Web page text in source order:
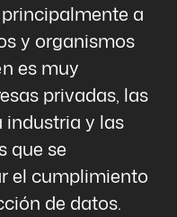
a
y organismos
es muy
privadas, las
industria y las
que se
el cumplimiento
de datos.